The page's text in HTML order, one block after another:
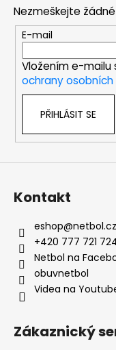
Nezmeškejte
E-mail
Vložením e-mailu
ochrany osobních
PŘIHLÁSIT SE
Kontakt
eshop@netbol.cz
+420 777 721
Netbol na
obuvnetbol
Videa na
Zákaznický